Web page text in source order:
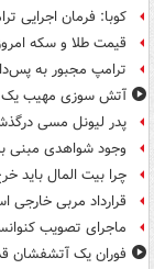
کوبا: فرمان اجرایی
قیمت طلا و سکه امروز ۱۴۰۵/۰۵/
ترامپ مجبور به پس‌دادن ۱۰۰ میلیارد دلار از پول
آتش سوزی مهیب یک ساختمان ۱۲
پدر لیونل مسی
وجود شواهدی مبنی
چرا بیت المال باید
قرارداد مربی خارجی
ماجرای تصویب
فوران یک آتشفشان